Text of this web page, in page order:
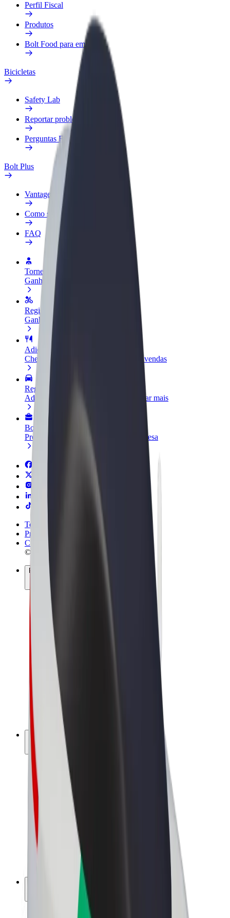
Perfil Fiscal
Produtos
Bolt Food para empresas
Bicicletas
Safety Lab
Reportar problema
Perguntas Frequentes
Bolt Plus
Vantagens
Como subscrever
FAQ
Torne-se motorista
Ganhe dinheiro quando quiser
Registe a sua frota de estafetas
Ganhe dinheiro a entregar refeições
Adicione um restaurante ou loja
Chegue a mais clientes e aumente as vendas
Registe-se como gestor de frota
Adicione a sua frota à Bolt para ganhar mais
Bolt for Business
Produtos da Bolt ajustados à sua empresa
Termos & Condições
Privacidade
Cookies
© 2026 Bolt Technology OÜ
Produtos
Viagens
Trotinetes
Bolt Market
Bolt Food
Bolt Drive
Bolt for Business
Bicicletas
Bolt Plus
Ganhe com a Bolt
Motoristas
Ganhos de motorista
Estafetas
Ganhos de estafeta
Comerciantes Bolt Food